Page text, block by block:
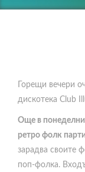
Горещи вечери
дискотека Club
Още в
ретро фолк
зарадва своите
поп-фолка.